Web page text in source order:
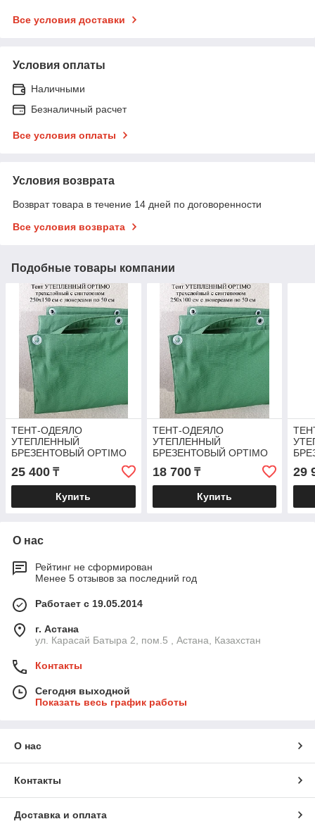
Все условия доставки
Условия оплаты
Наличными
Безналичный расчет
Все условия оплаты
Условия возврата
Возврат товара в течение 14 дней по договоренности
Все условия возврата
Подобные товары компании
ТЕНТ-ОДЕЯЛО
УТЕПЛЕННЫЙ
БРЕЗЕНТОВЫЙ OPTIMO
2.5х1.5м с люверсами
25 400 ₸
Купить
ТЕНТ-ОДЕЯЛО
УТЕПЛЕННЫЙ
БРЕЗЕНТОВЫЙ OPTIMO
2.5х1м с люверсами
18 700₸
Купить
29
О нас
Рейтинг не сформирован
Менее 5 отзывов за последний год
Работает с 19.05.2014
г. Астана
ул. Карасай Батыра 2, пом.5 , Астана, Казахстан
Контакты
Сегодня выходной
Показать весь график работы
О нас
Контакты
Доставка и оплата